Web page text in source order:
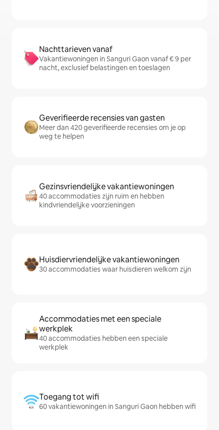
Nachttarieven vanaf
Vakantiewoningen in Sanguri Gaon vanaf € 9 per
nacht, exclusief belastingen en toeslagen
Geverifieerde recensies van gasten
Meer dan 420 geverifieerde recensies om je op
weg te helpen
Gezinsvriendelijke vakantiewoningen
40 accommodaties zijn ruim en hebben
kindvriendelijke voorzieningen
Huisdiervriendelijke vakantiewoningen
30 accommodaties waar huisdieren welkom zijn
Accommodaties met een speciale
werkplek
40 accommodaties hebben een speciale
werkplek
Toegang tot wifi
60 vakantiewoningen in Sanguri Gaon hebben wifi